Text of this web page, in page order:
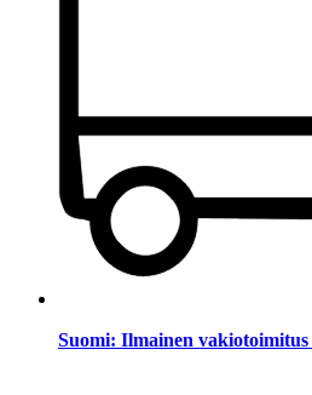
Suomi: Ilmainen vakiotoimitus